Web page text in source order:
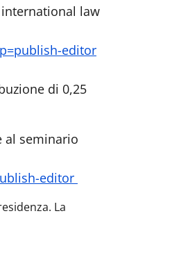
law
editor
di 0,25
al seminario
editor
La